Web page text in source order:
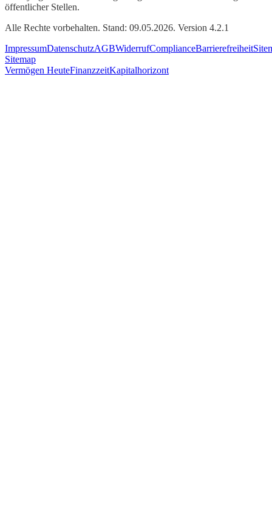
öffentlicher Stellen.
Alle Rechte vorbehalten. Stand: 09.05.2026. Version 4.2.1
ImpressumDatenschutzAGBWiderrufComplianceBarrierefreiheit
Sitemap
Vermögen HeuteFinanzzeitKapitalhorizont